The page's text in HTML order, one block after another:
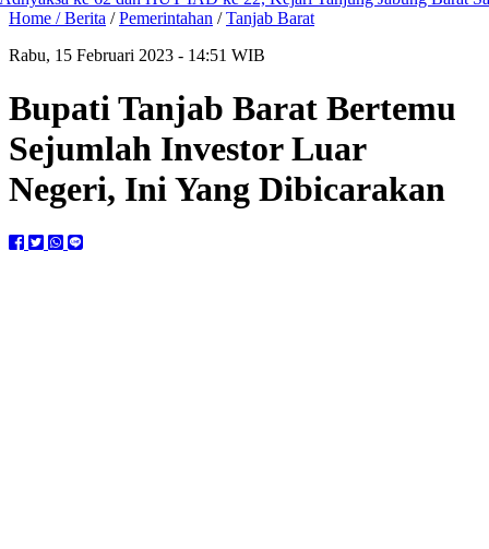
Home /Berita /Pemerintahan /Tanjab Barat
Rabu, 15 Februari 2023 - 14:51 WIB
Bupati Tanjab Barat Bertemu
Sejumlah Investor Luar
Negeri, Ini Yang Dibicarakan